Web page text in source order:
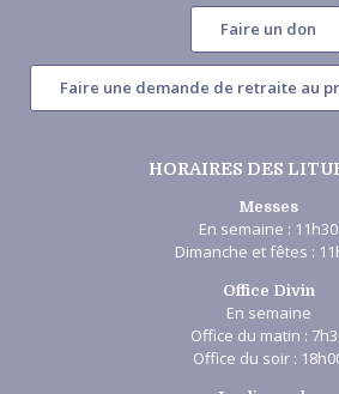
Faire un don
Faire une demande de retraite au
HORAIRES DES
Messes
En semaine : 11h30
Dimanche et fêtes :
Office Divin
En semaine
Office du matin :
Office du soir :